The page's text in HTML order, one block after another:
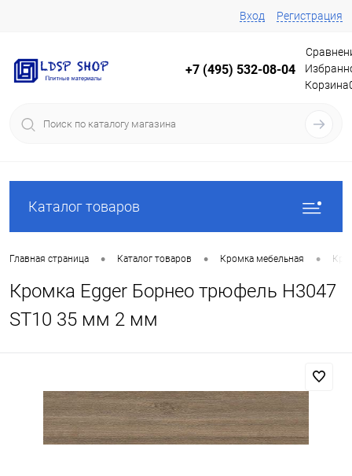
Вход Регистрация
+7 (495) 532-08-04
Корзина
Каталог товаров
Главная страница • Каталог товаров • Кромка мебельная •
Кромка Egger Борнео трюфель H3047
ST10 35 мм 2 мм